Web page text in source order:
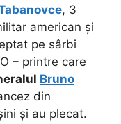
, 3
american și
pe sârbi
– printre care
Bruno
din
și au plecat.